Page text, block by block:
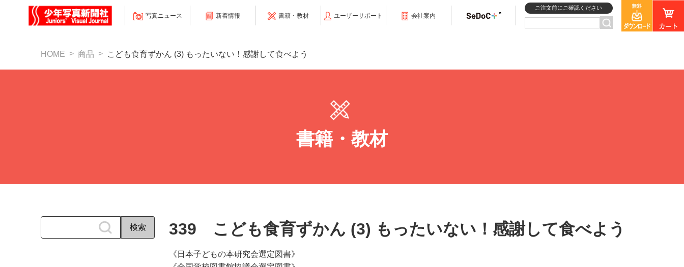
写真ニュース 新着情報 書籍・教材 ユーザーサポート 会社案内
ご注文前にご確認ください
HOME 商品 こども食育ずかん (3) もったいない！感謝して食べよう
書籍・教材
339 こども食育ずかん (3) もったいない！感謝して食べよう
《日本子どもの本研究会選定図書》